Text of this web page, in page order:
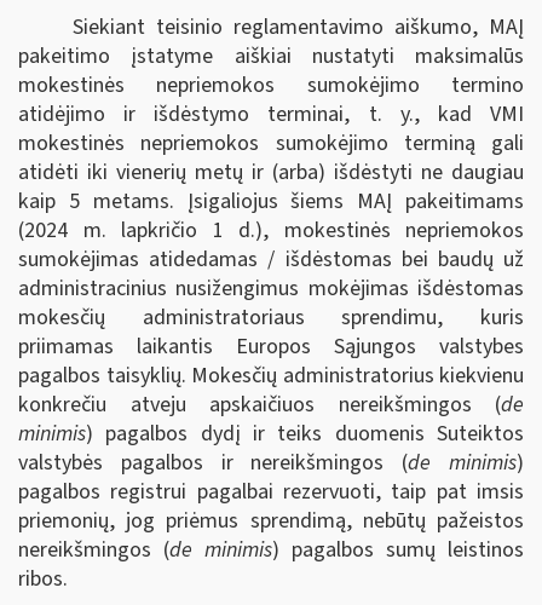
Siekiant teisinio reglamentavimo aiškumo, MAĮ
pakeitimo įstatyme aiškiai nustatyti maksimalūs
mokestinės nepriemokos sumokėjimo termino
atidėjimo ir išdėstymo terminai, t. y., kad VMI
mokestinės nepriemokos sumokėjimo terminą gali
atidėti iki vienerių metų ir (arba) išdėstyti ne daugiau
kaip 5 metams. Įsigaliojus šiems MAĮ pakeitimams
(2024 m. lapkričio 1 d.), mokestinės nepriemokos
sumokėjimas atidedamas / išdėstomas bei baudų už
administracinius nusižengimus mokėjimas išdėstomas
mokesčių administratoriaus sprendimu, kuris
priimamas laikantis Europos Sąjungos valstybes
pagalbos taisyklių. Mokesčių administratorius kiekvienu
konkrečiu atveju apskaičiuos nereikšmingos (de
minimis) pagalbos dydį ir teiks duomenis Suteiktos
valstybės pagalbos ir nereikšmingos (de minimis)
pagalbos registrui pagalbai rezervuoti, taip pat imsis
priemonių, jog priėmus sprendimą, nebūtų pažeistos
nereikšmingos (de minimis) pagalbos sumų leistinos
ribos.